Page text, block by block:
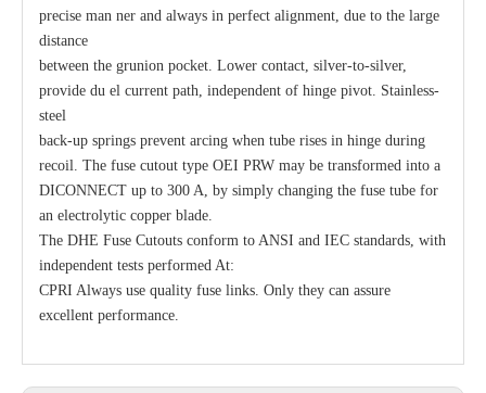
precise man ner and always in perfect alignment, due to the large
distance
between the grunion pocket. Lower contact, silver-to-silver,
provide du el current path, independent of hinge pivot. Stainless-
steel
back-up springs prevent arcing when tube rises in hinge during
recoil. The fuse cutout type OEI PRW may be transformed into a
DICONNECT up to 300 A, by simply changing the fuse tube for
an electrolytic copper blade.
The DHE Fuse Cutouts conform to ANSI and IEC standards, with
independent tests performed At:
CPRI Always use quality fuse links. Only they can assure
excellent performance.